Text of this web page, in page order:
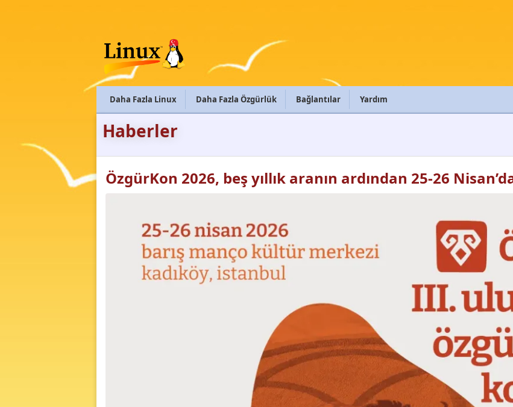
Daha Fazla Linux Daha Fazla Özgürlük Bağlantılar Yardım
Haberler
ÖzgürKon 2026, beş yıllık aranın ardından 25-26